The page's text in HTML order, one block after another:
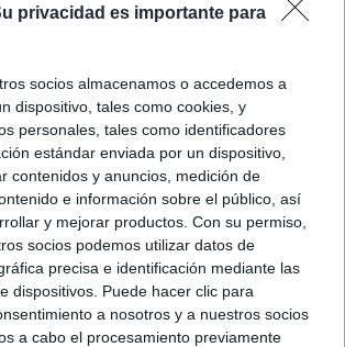
privacidad es importante para
socios almacenamos o accedemos a
dispositivo, tales como cookies, y
personales, tales como identificadores
estándar enviada por un dispositivo,
contenidos y anuncios, medición de
e información sobre el público, así
y mejorar productos. Con su permiso,
socios podemos utilizar datos de
precisa e identificación mediante las
dispositivos. Puede hacer clic para
a nosotros y a nuestros socios
a cabo el procesamiento previamente